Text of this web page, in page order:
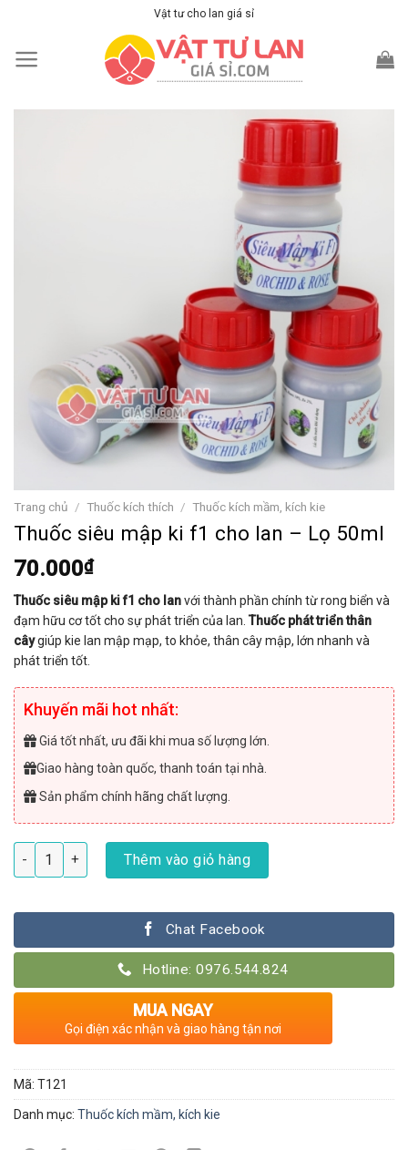
content
Vật tư cho lan giá sỉ
Trang chủ / Thuốc kích thích / Thuốc kích mầm, kích kie
Thuốc siêu mập ki f1 cho lan – Lọ 50ml
70.000₫
Thuốc siêu mập ki f1 cho lanvới thành phần chính từ rong biển và
đạm hữu cơ tốt cho sự phát triển của lan. Thuốc phát triển thân
câygiúp kie lan mập mạp, to khỏe, thân cây mập, lớn nhanh và
phát triển tốt.
Khuyến mãi hot nhất:
Giá tốt nhất, ưu đãi khi mua số lượng lớn.
Giao hàng toàn quốc, thanh toán tại nhà.
Sản phẩm chính hãng chất lượng.
Thuốc siêu mập ki f1 cho lan - Lọ 50ml số lượng
Thêm vào giỏ hàng
Chat Facebook
Hotline: 0976.544.824
MUA NGAY
Gọi điện xác nhận và giao hàng tận nơi
Mã: T121
Danh mục: Thuốc kích mầm, kích kie